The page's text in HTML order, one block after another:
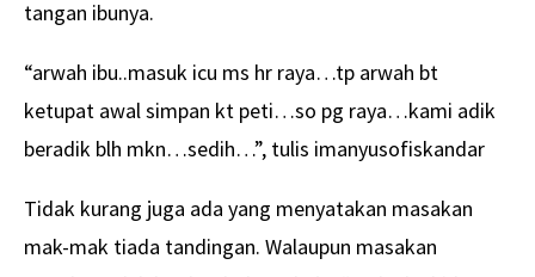
tangan ibunya.
“arwah ibu..masuk icu ms hr raya…tp arwah bt
ketupat awal simpan kt peti…so pg raya…kami adik
beradik blh mkn…sedih…”, tulis imanyusofiskandar
Tidak kurang juga ada yang menyatakan masakan
mak-mak tiada tandingan. Walaupun masakan